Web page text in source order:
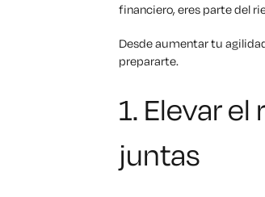
financiero, eres parte del
Desde aumentar tu
prepararte.
1. Elevar
juntas